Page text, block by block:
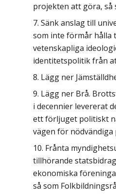
projekten att göra, så
Sänk anslag till
som inte förmår
vetenskapliga
identitetspolitik från
Lägg ner
Lägg ner Brå.
i decennier levererat
ett förljuget politiskt
vägen för nödvändiga
Frånta
tillhörande
ekonomiska
så som